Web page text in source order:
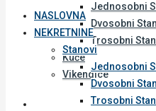
Jednosobni
Dvosobni
Trosobni
Kuće
Vikendice
MAPA NEKRETNINA
NASLOVNA
NEKRETNINE
Stanovi
Jednosobni
Dvosobni
Trosobni